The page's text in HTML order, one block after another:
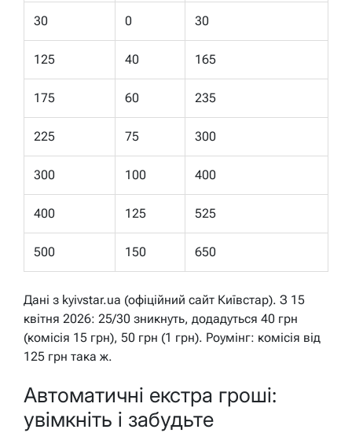
30 0 30
125 40 165
175 60 235
225 75 300
300 100 400
400 125 525
500 150 650
Дані з kyivstar.ua (офіційний сайт Київстар). З 15
квітня 2026: 25/30 зникнуть, додадуться 40 грн
(комісія 15 грн), 50 грн (1 грн). Роумінг: комісія від
125 грн така ж.
Автоматичні екстра гроші:
увімкніть і забудьте